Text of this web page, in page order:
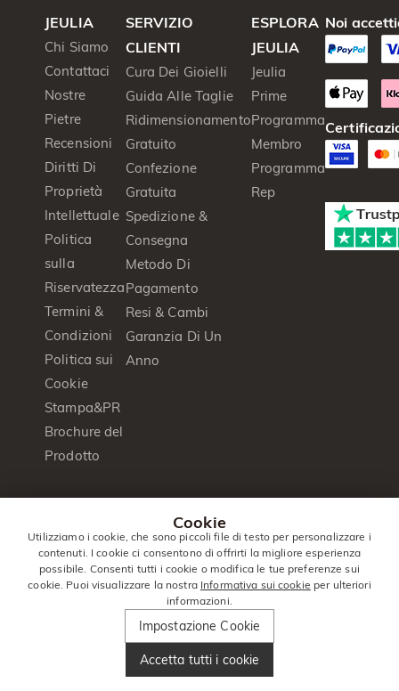
JEULIA
Chi Siamo
Contattaci
Nostre
Pietre
Recensioni
Diritti Di
Proprietà
Intellettuale
Politica
sulla
Riservatezza
Termini &
Condizioni
Politica sui
Cookie
Stampa&PR
Brochure del
Prodotto
SERVIZIO
CLIENTI
Cura Dei Gioielli
Guida Alle Taglie
Ridimensionamento
Gratuito
Confezione
Gratuita
Spedizione &
Consegna
Metodo Di
Pagamento
Resi & Cambi
Garanzia Di Un
Anno
ESPLORA
JEULIA
Jeulia
Prime
Programma
Membro
Programma
Rep
Noi
2026
Jewelry
Riservati.
Italia|Italiano(it)|EUR €
Cookie
Utilizziamo i cookie, che sono piccoli file di testo per personalizzare i
contenuti. I cookie ci consentono di offrirti la migliore esperienza
possibile. Consenti tutti i cookie o modifica le tue preferenze sui
cookie. Puoi visualizzare la nostra Informativa sui cookie per ulteriori
informazioni.
Impostazione Cookie
Accetta tutti i cookie